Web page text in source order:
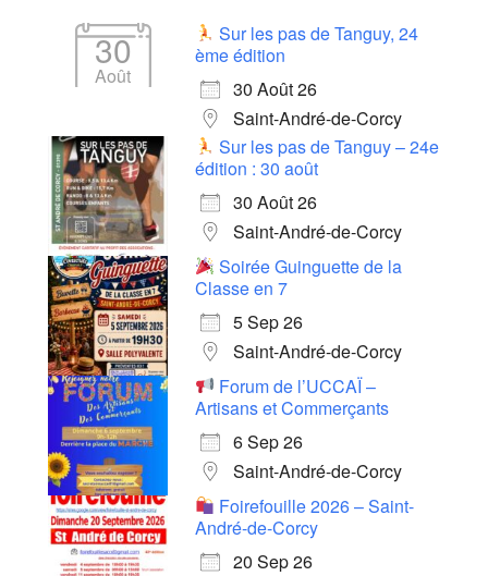
30
Août
Sur les pas de Tanguy, 24
ème édition
30 Août 26
Saint-André-de-Corcy
Sur les pas de Tanguy – 24e
édition : 30 août
30 Août 26
Saint-André-de-Corcy
Soirée Guinguette de la
Classe en 7
5 Sep 26
Saint-André-de-Corcy
Forum de l’UCCAÏ –
Artisans et Commerçants
6 Sep 26
Saint-André-de-Corcy
Foirefouille 2026 – Saint-
André-de-Corcy
20 Sep 26